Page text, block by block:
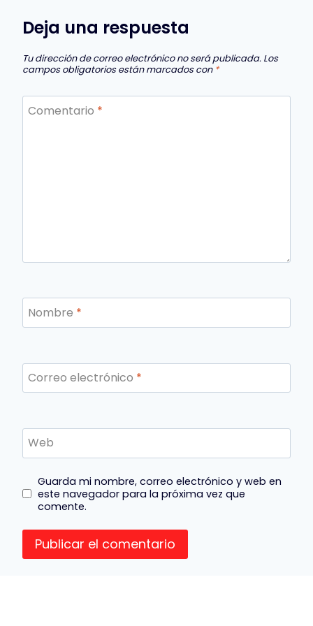
Deja una respuesta
Tu dirección de correo electrónico no será publicada. Los
campos obligatorios están marcados con *
Comentario *
Nombre *
Correo electrónico *
Web
Guarda mi nombre, correo electrónico y web en
este navegador para la próxima vez que
comente.